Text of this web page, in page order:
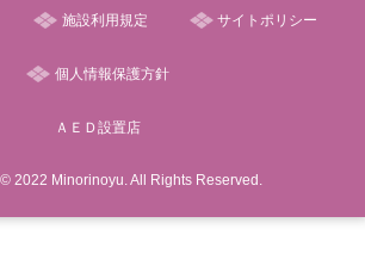
施設利用規定 サイトポリシー
個人情報保護方針
ＡＥＤ設置店
2022 Minorinoyu. All Rights Reserved.